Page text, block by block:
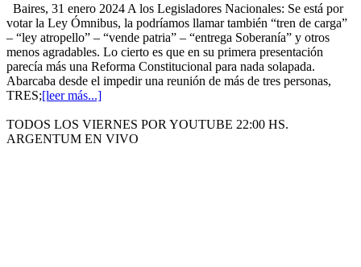
Baires, 31 enero 2024 A los Legisladores Nacionales: Se está por
votar la Ley Ómnibus, la podríamos llamar también “tren de carga”
– “ley atropello” – “vende patria” – “entrega Soberanía” y otros
menos agradables. Lo cierto es que en su primera presentación
parecía más una Reforma Constitucional para nada solapada.
Abarcaba desde el impedir una reunión de más de tres personas,
TRES;[leer más...]
TODOS LOS VIERNES POR YOUTUBE 22:00 HS.
ARGENTUM EN VIVO